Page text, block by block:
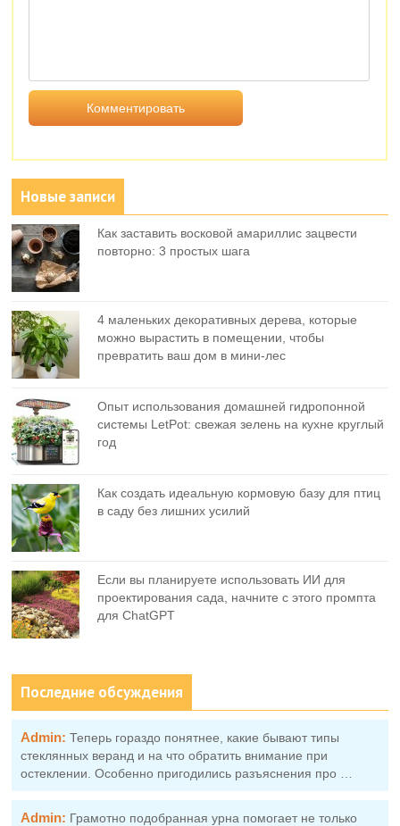
Новые записи
Как заставить восковой амариллис зацвести
повторно: 3 простых шага
4 маленьких декоративных дерева, которые
можно вырастить в помещении, чтобы
превратить ваш дом в мини-лес
Опыт использования домашней гидропонной
системы LetPot: свежая зелень на кухне круглый
год
Как создать идеальную кормовую базу для птиц
в саду без лишних усилий
Если вы планируете использовать ИИ для
проектирования сада, начните с этого промпта
для ChatGPT
Последние обсуждения
Admin: Теперь гораздо понятнее, какие бывают типы
стеклянных веранд и на что обратить внимание при
остеклении. Особенно пригодились разъяснения про …
Admin: Грамотно подобранная урна помогает не только